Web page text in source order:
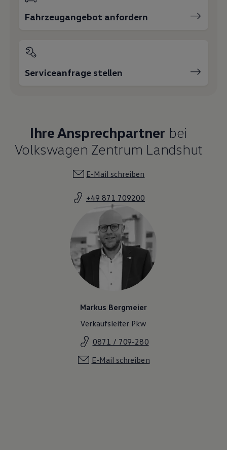
Fahrzeugangebot anfordern
Serviceanfrage stellen
Ihre Ansprechpartner bei
Volkswagen Zentrum Landshut
E-Mail schreiben
+49 871 709200
Markus Bergmeier
Verkaufsleiter Pkw
0871 / 709-280
E-Mail schreiben